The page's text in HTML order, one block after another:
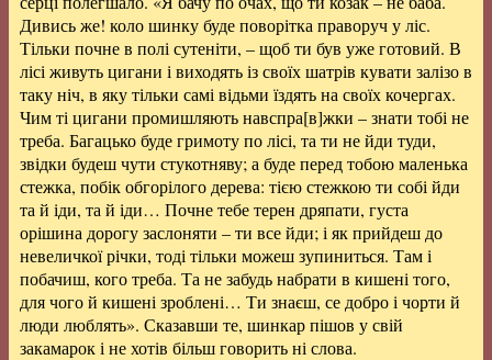
Дивись же! коло шинку буде поворітка праворуч у ліс.
Тільки почне в полі сутеніти, – щоб ти був уже готовий. В
лісі живуть цигани і виходять із своїх шатрів кувати залізо в
таку ніч, в яку тільки самі відьми їздять на своїх кочергах.
Чим ті цигани промишляють навспра[в]жки – знати тобі не
треба. Багацько буде гримоту по лісі, та ти не йди туди,
звідки будеш чути стукотняву; а буде перед тобою маленька
стежка, побік обгорілого дерева: тією стежкою ти собі йди
та й іди, та й іди… Почне тебе терен дряпати, густа
орішина дорогу заслоняти – ти все йди; і як прийдеш до
невеличкої річки, тоді тільки можеш зупиниться. Там і
побачиш, кого треба. Та не забудь набрати в кишені того,
для чого й кишені зроблені… Ти знаєш, се добро і чорти й
люди люблять». Сказавши те, шинкар пішов у свій
закамарок і не хотів більш говорить ні слова.